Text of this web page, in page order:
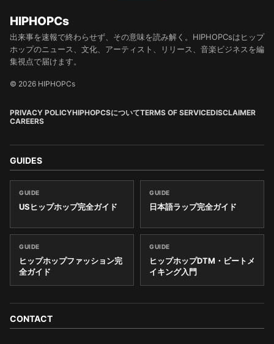
HIPHOPCs
出来事を速報で終わらせず、その意味を読み解く。HIPHOPCsはヒップ
ホップのニュース、文化、アーティスト、リリース、音楽ビジネスを編
集視点で届けます。
© 2026 HIPHOPCs
PRIVACY POLICYHIPHOPCSについてTERMS OF SERVICEDISCLAIMER
CAREERS
GUIDES
GUIDE
USヒップホップ完全ガイド
GUIDE
日本語ラップ完全ガイド
GUIDE
ヒップホップファッション完
全ガイド
GUIDE
ヒップホップDTM・ビートメ
イキング入門
CONTACT